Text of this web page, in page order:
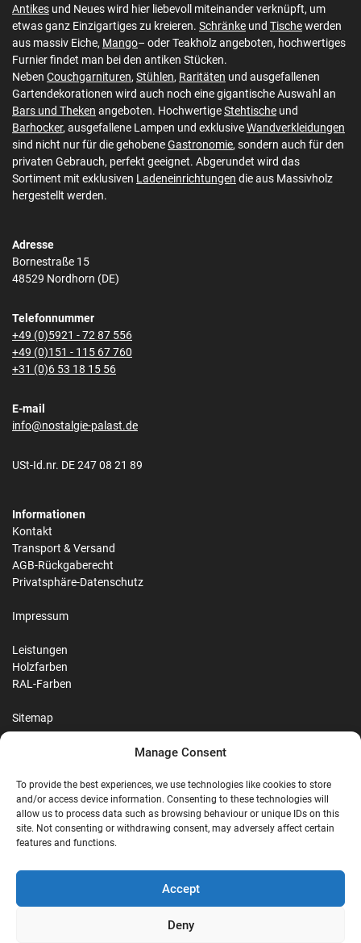
Manage Consent
To provide the best experiences, we use technologies like cookies to store
and/or access device information. Consenting to these technologies will
allow us to process data such as browsing behaviour or unique IDs on this
site. Not consenting or withdrawing consent, may adversely affect certain
features and functions.
Accept
Deny
Antikes und Neues wird hier liebevoll miteinander verknüpft, um
etwas ganz Einzigartiges zu kreieren. Schränke und Tischewerden
aus massiv Eiche, Mango– oder Teakholz angeboten, hochwertiges
Furnier findet man bei den antiken Stücken.
Neben Couchgarnituren, Stühlen, Raritäten und ausgefallenen
Gartendekorationen wird auch noch eine gigantische Auswahl an
Bars und Theken angeboten. HochwertigeStehtische und
Barhocker, ausgefallene Lampen und exklusiveWandverkleidungen
sind nicht nur für die gehobeneGastronomie, sondern auch für den
privaten Gebrauch, perfekt geeignet. Abgerundet wird das
Sortiment mit exklusiven Ladeneinrichtungen die aus Massivholz
hergestellt werden.
Adresse
Bornestraße 15
48529 Nordhorn (DE)
Telefonnummer
+49 (0)5921 - 72 87 556
+49 (0)151 - 115 67 760
+31 (0)6 53 18 15 56
E-mail
info@nostalgie-palast.de
USt-Id.nr. DE 247 08 21 89
Informationen
Kontakt
Transport & Versand
AGB-Rückgaberecht
Privatsphäre-Datenschutz
Impressum
Leistungen
Holzfarben
RAL-Farben
Sitemap
G Google Reviews